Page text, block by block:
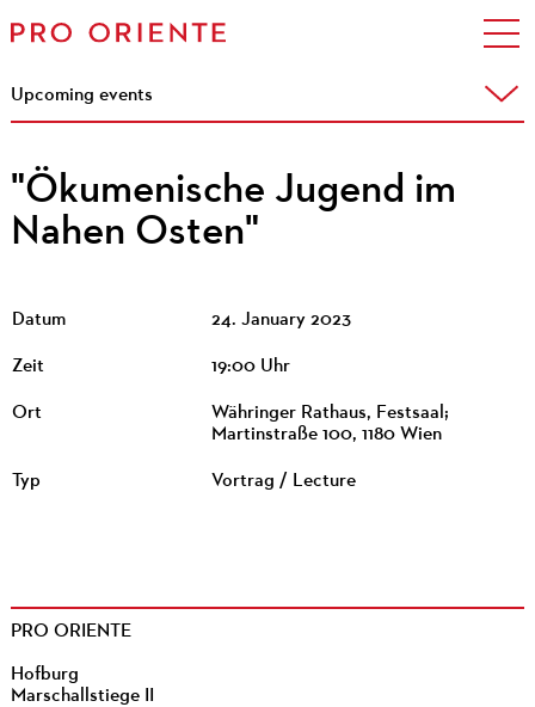
Upcoming events
"Ökumenische Jugend im
Nahen Osten"
Datum 24. January 2023
Zeit 19:00 Uhr
Ort
Währinger Rathaus, Festsaal;
Martinstraße 100, 1180 Wien
Typ Vortrag / Lecture
PRO ORIENTE
Hofburg
Marschallstiege II